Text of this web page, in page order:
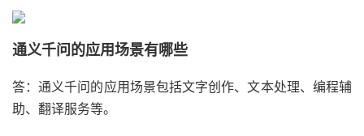
通义千问的应用场景有哪些
答：通义千问的应用场景包括文字创作、文本处理、编程辅
助、翻译服务等。